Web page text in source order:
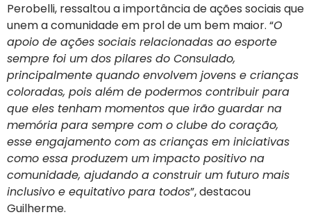
Perobelli, ressaltou a importância de ações sociais que
unem a comunidade em prol de um bem maior. “O
apoio de ações sociais relacionadas ao esporte
sempre foi um dos pilares do Consulado,
principalmente quando envolvem jovens e crianças
coloradas, pois além de podermos contribuir para
que eles tenham momentos que irão guardar na
memória para sempre com o clube do coração,
esse engajamento com as crianças em iniciativas
como essa produzem um impacto positivo na
comunidade, ajudando a construir um futuro mais
inclusivo e equitativo para todos”, destacou
Guilherme.